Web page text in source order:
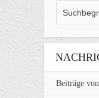
Beiträge